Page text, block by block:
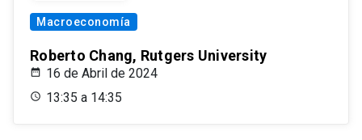
Macroeconomía
Roberto Chang, Rutgers University
16 de Abril de 2024
13:35 a 14:35